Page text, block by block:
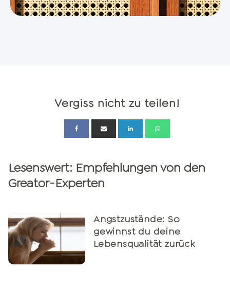
Vergiss nicht zu teilen!
Lesenswert: Empfehlungen von den
Greator-Experten
Angstzustände: So
gewinnst du deine
Lebensqualität zurück